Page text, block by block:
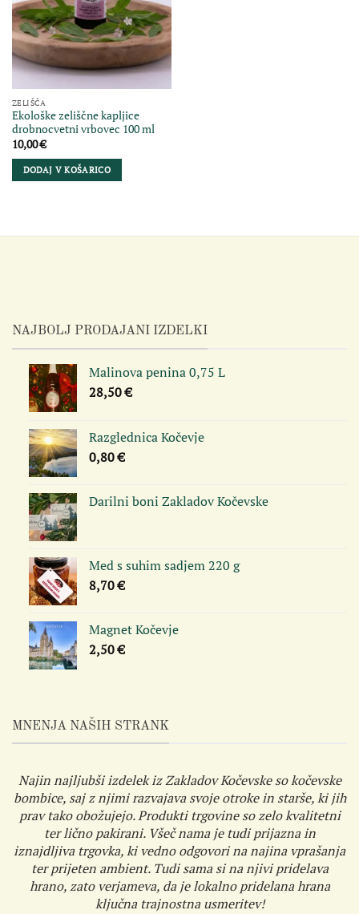
ZELIŠČA
Ekološke zeliščne kapljice
drobnocvetni vrbovec 100 ml
10,00€
DODAJ V KOŠARICO
MNENJA NAŠIH STRANK
Najin najljubši izdelek iz Zakladov Kočevske so kočevske
bombice, saj z njimi razvajava svoje otroke in starše, ki jih
prav tako obožujejo. Produkti trgovine so zelo kvalitetni
ter lično pakirani. Všeč nama je tudi prijazna in
iznajdljiva trgovka, ki vedno odgovori na najina vprašanja
ter prijeten ambient. Tudi sama si na njivi pridelava
hrano, zato verjameva, da je lokalno pridelana hrana
ključna trajnostna usmeritev!
NAJBOLJ PRODAJANI IZDELKI
Malinova penina 0,75 L
28,50€
Razglednica Kočevje
0,80€
Darilni boni Zakladov Kočevske
Med s suhim sadjem 220 g
8,70€
Magnet Kočevje
2,50€